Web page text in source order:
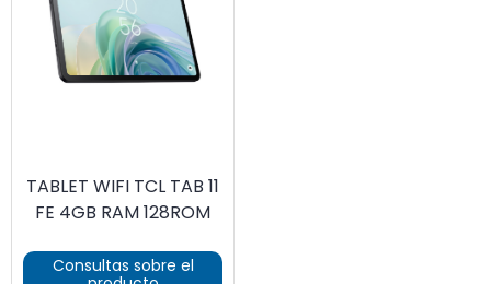
TABLET WIFI TCL TAB 11
FE 4GB RAM 128ROM
Consultas sobre el